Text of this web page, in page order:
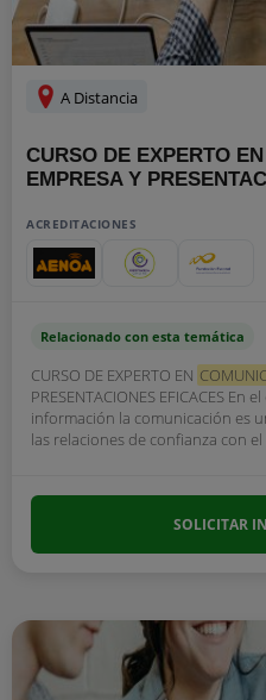
A Distancia
CURSO DE EXPERTO
EMPRESA Y
ACREDITACIONES
Relacionado con esta temática
CURSO DE EXPERTO EN
PRESENTACIONES EFICACES
información la comunicación es
las relaciones de confianza con
SOLICITAR